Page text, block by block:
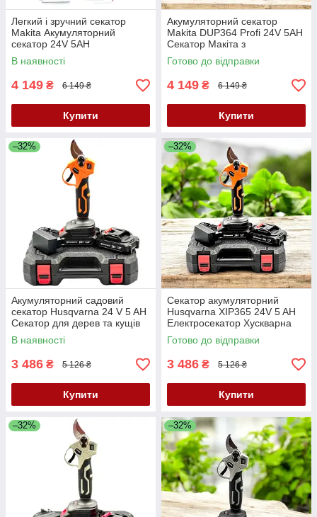
Легкий і зручний секатор
Makita Акумуляторний
секатор 24V 5AH
Універсальний садовий АКБ
секатор Макіта
В наявності
4 149 ₴ 6 149 ₴
Купити
Акумуляторний секатор
Makita DUP364 Profi 24V 5AH
Секатор Макіта з
акумулятором Садовий
секатор
Готово до відправки
4 149 ₴ 6 149 ₴
Купити
–32%
Акумуляторний садовий
секатор Husqvarna 24 V 5 AH
Секатор для дерев та кущів
Садові ножиці 30 мм
В наявності
3 486 ₴ 5 126 ₴
Купити
–32%
Секатор акумуляторний
Husqvarna XIP365 24V 5 AH
Електросекатор Хускварна
Садовий секатор з
акумуляторами
Готово до відправки
3 486 ₴ 5 126 ₴
Купити
–32% –32%